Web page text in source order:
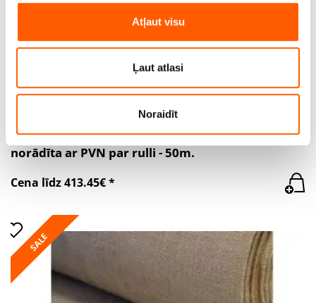
izmantojat mūsu vietni, mēs arī kopīgojam ar saviem
sociālās saziņas līdzekļu, reklamēšanas un analīzes
partneriem, kuri to var apvienot ar citu informāciju, ko
pakalpojumus.
Atļaut visu
Ļaut atlasi
Noraidīt
Džutas audums. Bl.305g/m². Pl.210cm. Cena
norādīta ar PVN par rulli - 50m.
Cena līdz 413.45€ *
SALE